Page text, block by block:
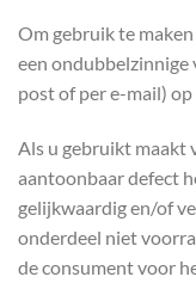
Om gebruik te
een
post of per e-mail)
Als u gebruikt maakt
aantoonbaar defect
gelijkwaardig en/of
onderdeel niet
de consument voor